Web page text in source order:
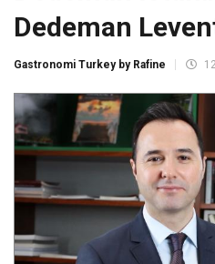
Dedeman
Gastronomi Turkey by Rafine